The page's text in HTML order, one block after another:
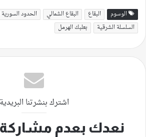
الوسوم البقاع البقاع الشمالي الحدود السورية
السلسلة الشرقية
بعلبك الهرمل
اشترك بنشرتنا البريدية
نعدك بعدم مشاركة